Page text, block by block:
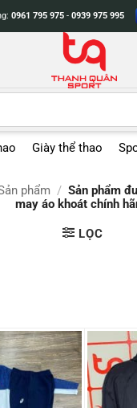
0961 795 975 - 0939 975 995
Giày thể thao
phẩm / Sản phẩm
may áo khoát chính
LỌC